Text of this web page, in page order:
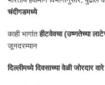
चंदीगडमध्ये
काही भागांतहीटवेवचा (उष्णतेच्या
जूनदरम्यान
दिल्लीमध्ये दिवसाच्या वेळी जोरदार वारे